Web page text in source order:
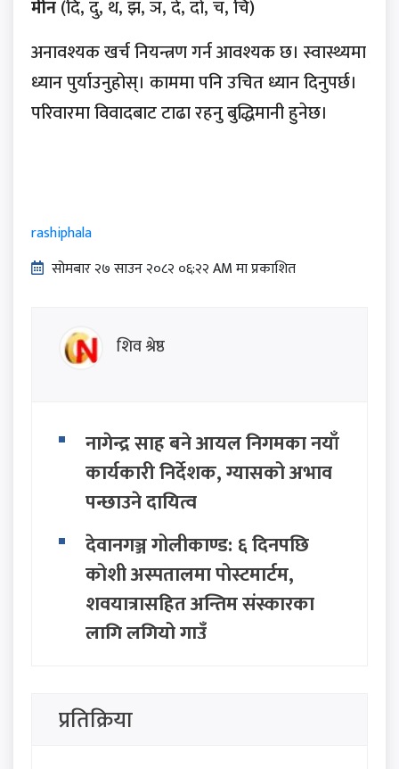
मीन(दि, दु, थ, झ, ञ, दे, दो, च, चि)
अनावश्यक खर्च नियन्त्रण गर्न आवश्यक छ। स्वास्थ्यमा
ध्यान पुर्याउनुहोस्। काममा पनि उचित ध्यान दिनुपर्छ।
परिवारमा विवादबाट टाढा रहनु बुद्धिमानी हुनेछ।
rashiphala
सोमबार २७ साउन २०८२ ०६:२२ AM मा प्रकाशित
शिव श्रेष्ठ
नागेन्द्र साह बने आयल निगमका नयाँ
कार्यकारी निर्देशक, ग्यासको अभाव
पन्छाउने दायित्व
देवानगञ्ज गोलीकाण्ड: ६ दिनपछि
कोशी अस्पतालमा पोस्टमार्टम,
शवयात्रासहित अन्तिम संस्कारका
लागि लगियो गाउँ
गर्ने ४७ जना विदेशी महिला
नेपालबाट डिपोर्ट (देश निकाला)
प्रतिक्रिया